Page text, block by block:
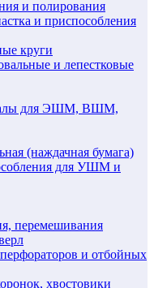
и полирования
и приспособления
круги
и лепестковые
для ЭШМ, ВШМ,
(наждачная бумага)
для УШМ и
перемешивания
и отбойных
хвостовики